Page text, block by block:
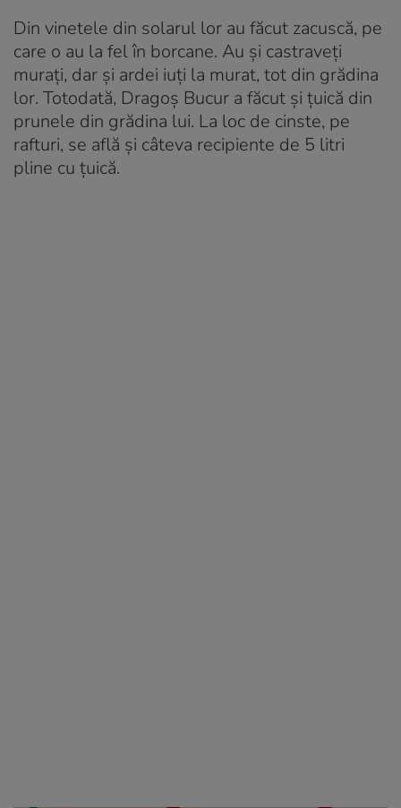
Din vinetele din solarul lor au făcut zacuscă, pe
care o au la fel în borcane. Au și castraveți
murați, dar și ardei iuți la murat, tot din grădina
lor. Totodată, Dragoș Bucur a făcut și țuică din
prunele din grădina lui. La loc de cinste, pe
rafturi, se află și câteva recipiente de 5 litri
pline cu țuică.